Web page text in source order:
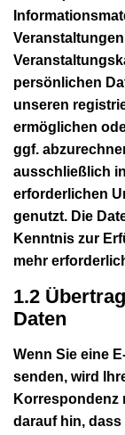
persönlichen
unseren
ermöglichen
ggf.
ausschließlich
erforderlichen
genutzt. Die
Kenntnis zur
mehr
1.2
Daten
Wenn Sie eine
senden, wird
Korrespondenz
darauf hin,